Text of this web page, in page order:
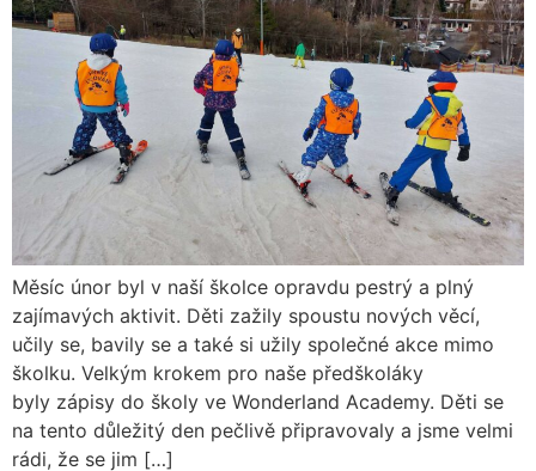
Měsíc únor byl v naší školce opravdu pestrý a plný
zajímavých aktivit. Děti zažily spoustu nových věcí,
učily se, bavily se a také si užily společné akce mimo
školku. Velkým krokem pro naše předškoláky
byly zápisy do školy ve Wonderland Academy. Děti se
na tento důležitý den pečlivě připravovaly a jsme velmi
rádi, že se jim […]